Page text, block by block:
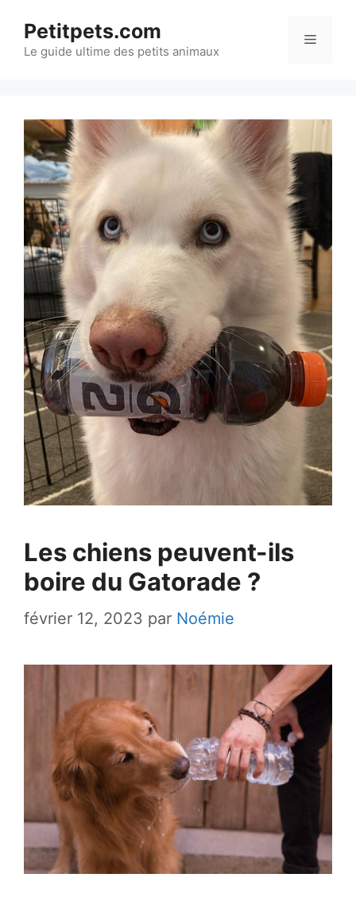
contenu
Petitpets.com
Le guide ultime des petits animaux
Menu
Les chiens peuvent-ils
boire du Gatorade ?
février 12, 2023 par Noémie